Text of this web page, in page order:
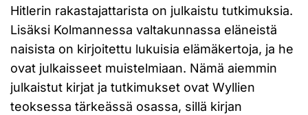
Hitlerin rakastajattarista on julkaistu tutkimuksia.
Lisäksi Kolmannessa valtakunnassa eläneistä
naisista on kirjoitettu lukuisia elämäkertoja, ja he
ovat julkaisseet muistelmiaan. Nämä aiemmin
julkaistut kirjat ja tutkimukset ovat Wyllien
teoksessa tärkeässä osassa, sillä kirjan